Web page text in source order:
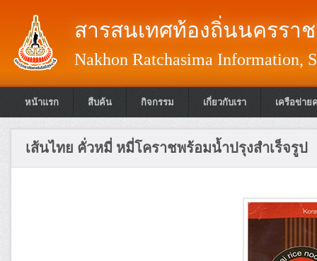
สารสนเทศท้องถิ่นนครรา
Nakhon Ratchasima Information,
หน้าแรก สืบค้น กิจกรรม เกี่ยวกับเรา เครือข่าย
เส้นไทย คั่วหมี่ หมี่โคราชพร้อมน้ำปรุงสำเร็จรูป